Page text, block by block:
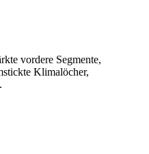
vordere Segmente,
Klimalöcher,